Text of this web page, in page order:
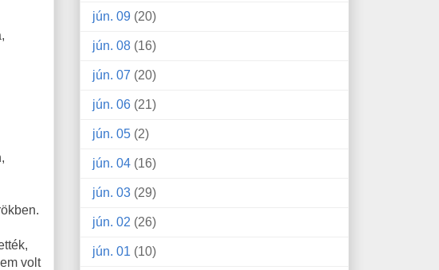
volt
jún. 09 (20)
jún. 08 (16)
jún. 07 (20)
jún. 06 (21)
jún. 05 (2)
jún. 04 (16)
jún. 03 (29)
jún. 02 (26)
jún. 01 (10)